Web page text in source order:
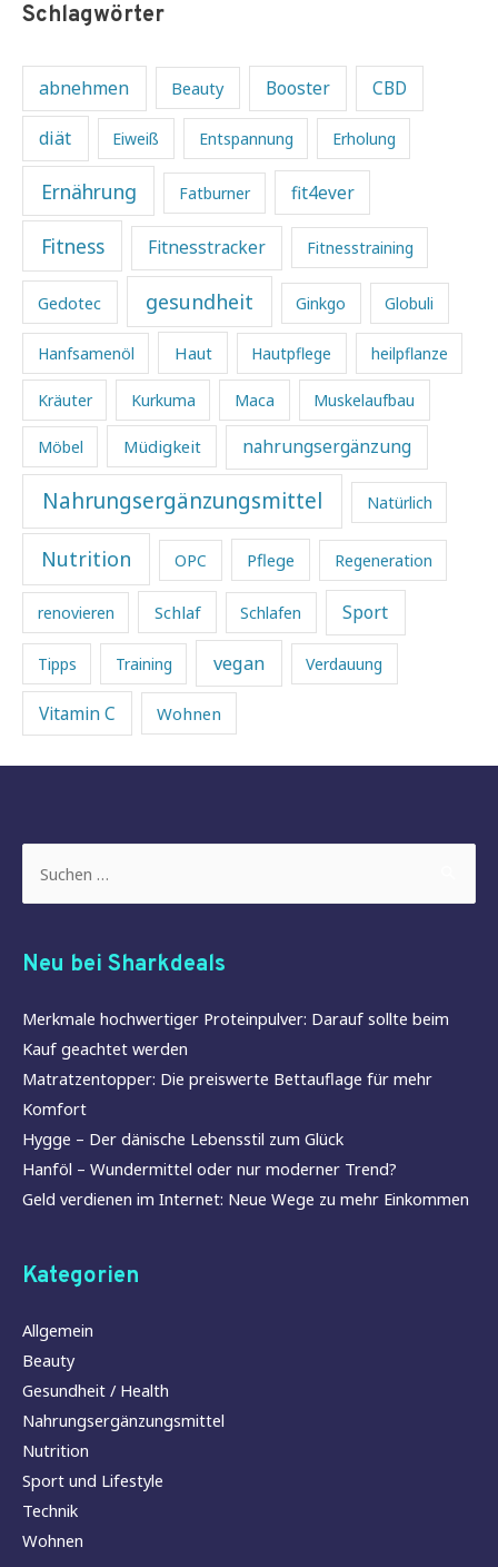
Schlagwörter
abnehmen Beauty Booster CBD
diät Eiweiß Entspannung Erholung
Ernährung Fatburner fit4ever
Fitness Fitnesstracker Fitnesstraining
Gedotec gesundheit Ginkgo Globuli
Hanfsamenöl Haut Hautpflege heilpflanze
Kräuter Kurkuma Maca Muskelaufbau
Möbel Müdigkeit nahrungsergänzung
Nahrungsergänzungsmittel Natürlich
Nutrition OPC Pflege Regeneration
renovieren Schlaf Schlafen Sport
Tipps Training vegan Verdauung
Vitamin C Wohnen
nach:
Neu bei Sharkdeals
Merkmale hochwertiger Proteinpulver: Darauf sollte beim
Kauf geachtet werden
Matratzentopper: Die preiswerte Bettauflage für mehr
Komfort
Hygge – Der dänische Lebensstil zum Glück
Hanföl – Wundermittel oder nur moderner Trend?
Geld verdienen im Internet: Neue Wege zu mehr Einkommen
Kategorien
Allgemein
Beauty
Gesundheit / Health
Nahrungsergänzungsmittel
Nutrition
Sport und Lifestyle
Technik
Wohnen